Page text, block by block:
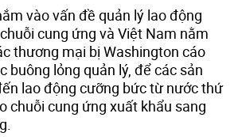
vào vấn đề quản lý lao động
cung ứng và Việt Nam nằm
thương mại bị Washington cáo
buông lỏng quản lý, để các sản
lao động cưỡng bức từ nước thứ
chuỗi cung ứng xuất khẩu sang